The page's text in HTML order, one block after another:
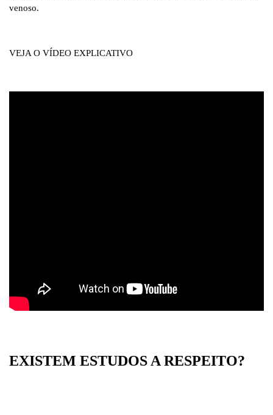
venoso.
VEJA O VÍDEO EXPLICATIVO
EXISTEM ESTUDOS A RESPEITO?